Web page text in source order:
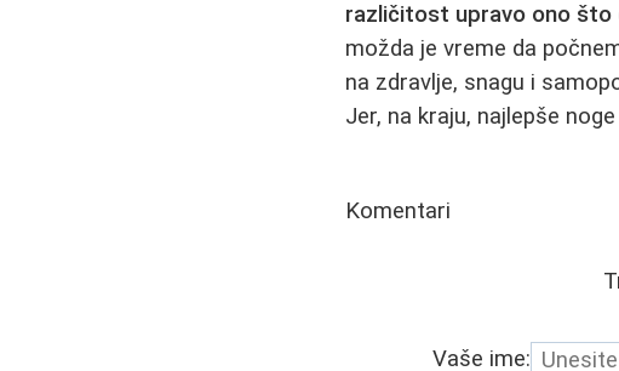
različitost upravo ono što
možda je vreme da
na zdravlje, snagu i
Jer, na kraju, najlepše
Komentari
Vaše ime: